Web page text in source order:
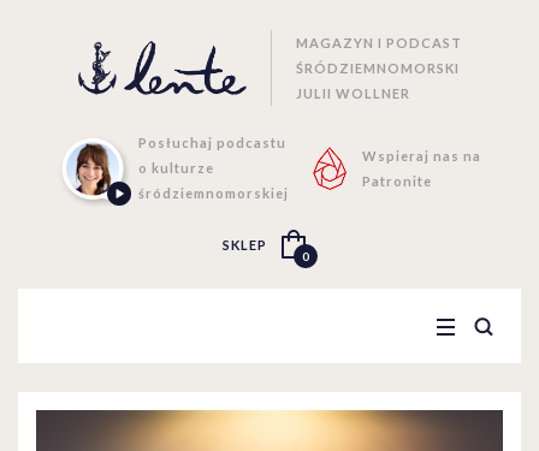
MAGAZYN I PODCAST
ŚRÓDZIEMNOMORSKI
JULII WOLLNER
Posłuchaj podcastu
o kulturze
śródziemnomorskiej
Wspieraj nas na
Patronite
SKLEP
0